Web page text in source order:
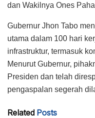
dan Wakilnya Ones
Gubernur Jhon Tabo
utama dalam 100 hari
infrastruktur, termasuk
Menurut Gubernur,
Presiden dan telah
pengaspalan segerah
Related Posts